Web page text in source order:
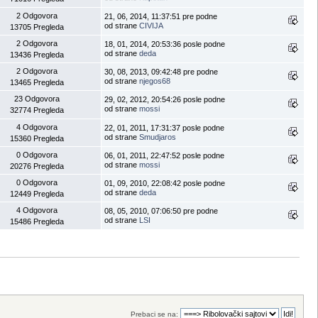
2 Odgovora
13705 Pregleda
21, 06, 2014, 11:37:51 pre podne
od strane CIVIJA
2 Odgovora
13436 Pregleda
18, 01, 2014, 20:53:36 posle podne
od strane deda
2 Odgovora
13465 Pregleda
30, 08, 2013, 09:42:48 pre podne
od strane njegos68
23 Odgovora
32774 Pregleda
29, 02, 2012, 20:54:26 posle podne
od strane mossi
4 Odgovora
15360 Pregleda
22, 01, 2011, 17:31:37 posle podne
od strane Smudjaros
0 Odgovora
20276 Pregleda
06, 01, 2011, 22:47:52 posle podne
od strane mossi
0 Odgovora
12449 Pregleda
01, 09, 2010, 22:08:42 posle podne
od strane deda
4 Odgovora
15486 Pregleda
08, 05, 2010, 07:06:50 pre podne
od strane LSI
Prebaci se na: